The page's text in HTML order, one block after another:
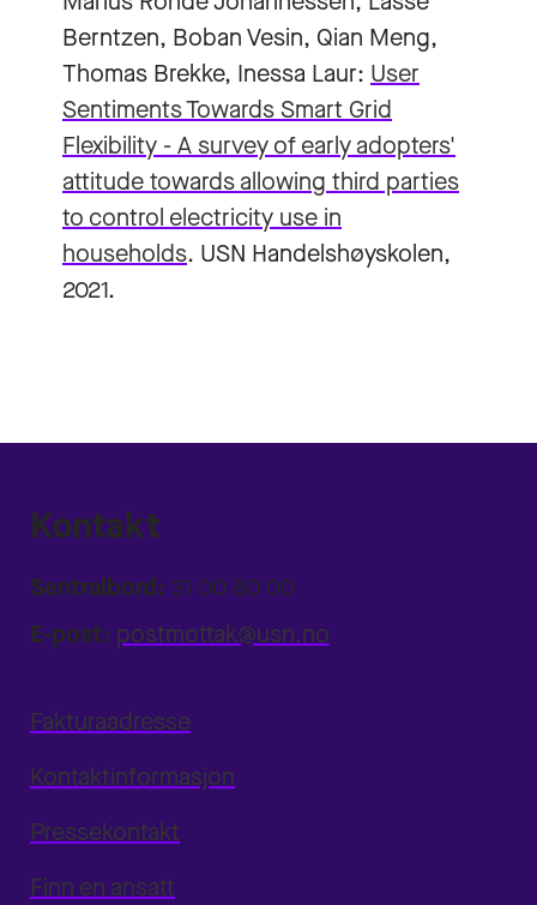
Berntzen, Boban Vesin, Qian Meng,
Thomas Brekke, Inessa Laur: User
Sentiments Towards Smart Grid
Flexibility - A survey of early adopters'
attitude towards allowing third parties
to control electricity use in
households. USN Handelshøyskolen,
2021.
Kontakt
Sentralbord: 31 00 80 00
E-post: postmottak@usn.no
Fakturaadresse
Kontaktinformasjon
Pressekontakt
Finn en ansatt